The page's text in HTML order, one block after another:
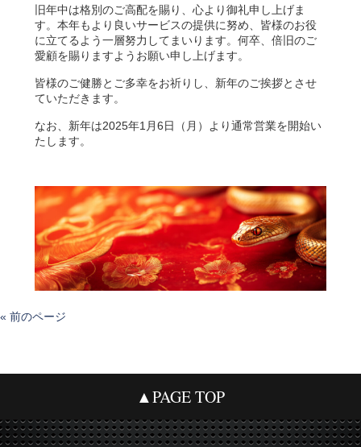
旧年中は格別のご高配を賜り、心より御礼申し上げま
す。本年もより良いサービスの提供に努め、皆様のお役
に立てるよう一層努力してまいります。何卒、倍旧のご
愛顧を賜りますようお願い申し上げます。
皆様のご健勝とご多幸をお祈りし、新年のご挨拶とさせ
ていただきます。
なお、新年は2025年1月6日（月）より通常営業を開始い
たします。
« 前のページ
▲PAGE TOP